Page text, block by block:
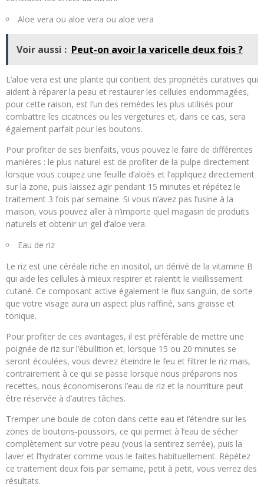
Aloe vera ou aloe vera ou aloe vera
Voir aussi : Peut-on avoir la varicelle deux fois ?
L’aloe vera est une plante qui contient des propriétés curatives qui
aident à réparer la peau et restaurer les cellules endommagées,
pour cette raison, est l’un des remèdes les plus utilisés pour
combattre les cicatrices ou les vergetures et, dans ce cas, sera
également parfait pour les boutons.
Pour profiter de ses bienfaits, vous pouvez le faire de différentes
manières : le plus naturel est de profiter de la pulpe directement
lorsque vous coupez une feuille d’aloès et l’appliquez directement
sur la zone, puis laissez agir pendant 15 minutes et répétez le
traitement 3 fois par semaine. Si vous n’avez pas l’usine à la
maison, vous pouvez aller à n’importe quel magasin de produits
naturels et obtenir un gel d’aloe vera.
Eau de riz
Le riz est une céréale riche en inositol, un dérivé de la vitamine B
qui aide les cellules à mieux respirer et ralentit le vieillissement
cutané. Ce composant active également le flux sanguin, de sorte
que votre visage aura un aspect plus raffiné, sans graisse et
tonique.
Pour profiter de ces avantages, il est préférable de mettre une
poignée de riz sur l’ébullition et, lorsque 15 ou 20 minutes se
seront écoulées, vous devrez éteindre le feu et filtrer le riz mais,
contrairement à ce qui se passe lorsque nous préparons nos
recettes, nous économiserons l’eau de riz et la nourriture peut
être réservée à d’autres tâches.
Tremper une boule de coton dans cette eau et l’étendre sur les
zones de boutons-poussoirs, ce qui permet à l’eau de sécher
complètement sur votre peau (vous la sentirez serrée), puis la
laver et l’hydrater comme vous le faites habituellement. Répétez
ce traitement deux fois par semaine, petit à petit, vous verrez des
résultats.